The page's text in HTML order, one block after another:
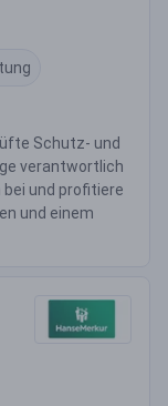
Schutz- und
verantwortlich
und profitiere
und einem